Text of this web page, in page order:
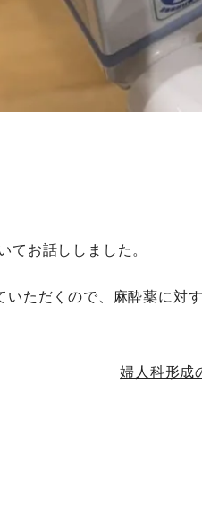
てお話ししました。
ただくので、麻酔薬に対
婦人科形成